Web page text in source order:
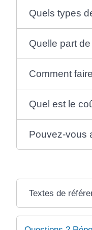
Quels types
Quelle part
Comment
Quel est le
Pouvez-vous
Textes de